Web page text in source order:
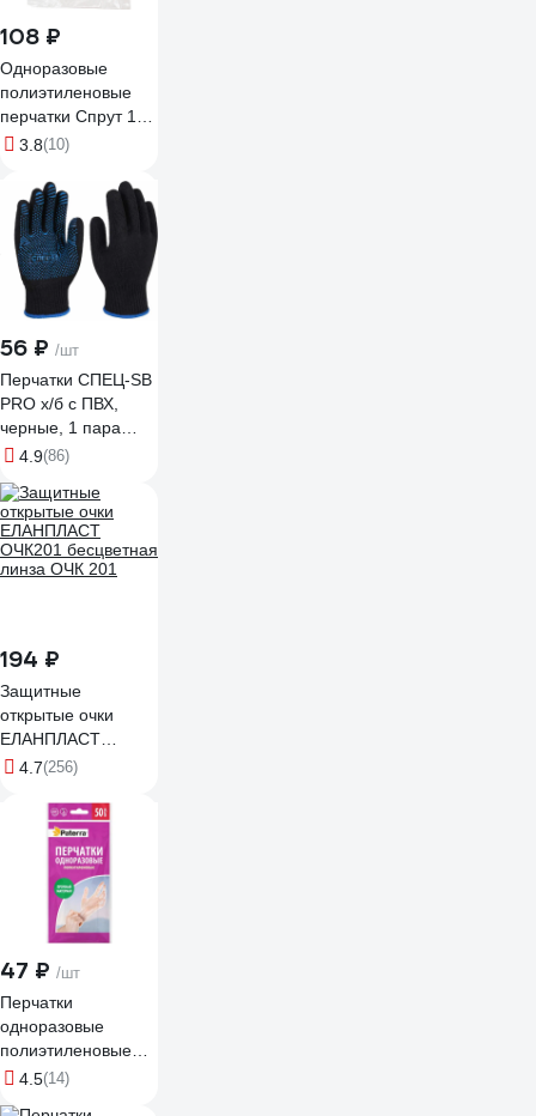
108 ₽
Одноразовые
полиэтиленовые
перчатки Спрут 100
шт. 126001
3.8(10)
56 ₽ /шт
Перчатки СПЕЦ-SB
PRO х/б с ПВХ,
черные, 1 пара
3.1211.011
4.9(86)
194 ₽
Защитные
открытые очки
ЕЛАНПЛАСТ
ОЧК201 бесцветная
4.7(256)
47 ₽ /шт
Перчатки
одноразовые
полиэтиленовые
PATERRA, 50 шт,
4.5(14)